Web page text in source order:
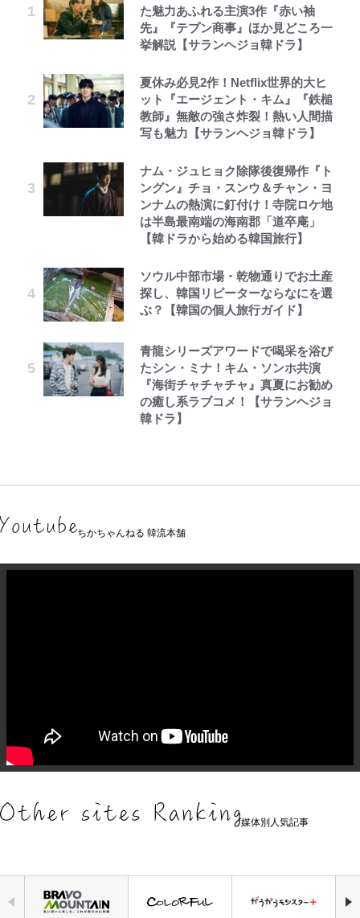
た魅力あふれる主演3作『赤い袖
先』『テプン商事』ほか見どころ一
挙解説【サランヘジョ韓ドラ】
夏休み必見2作！Netflix世界的大ヒ
ット『エージェント・キム』『鉄槌
教師』無敵の強さ炸裂！熱い人間描
写も魅力【サランヘジョ韓ドラ】
ナム・ジュヒョク除隊後復帰作『ト
ングン』チョ・スンウ＆チャン・ヨ
ンナムの熱演に釘付け！寺院ロケ地
は半島最南端の海南郡「道卒庵」
【韓ドラから始める韓国旅行】
ソウル中部市場・乾物通りでお土産
探し、韓国リピーターならなにを選
ぶ？【韓国の個人旅行ガイド】
青龍シリーズアワードで喝采を浴び
たシン・ミナ！キム・ソンホ共演
『海街チャチャチャ』真夏にお勧め
の癒し系ラブコメ！【サランヘジョ
韓ドラ】
ちかちゃんねる 韓流本舗
媒体別人気記事